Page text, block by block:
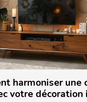
harmoniser une
votre décoration